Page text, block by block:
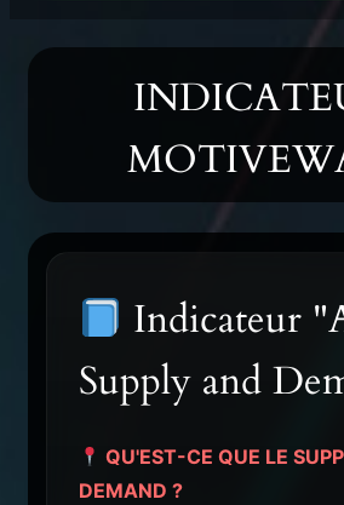
Indicateur
Supply and
QU'EST-CE QUE LE
DEMAND ?